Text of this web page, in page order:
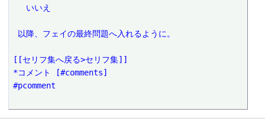
いいえ
以降、フェイの最終問題へ入れるように。
[[セリフ集へ戻る>セリフ集]]
*コメント [#comments]
#pcomment